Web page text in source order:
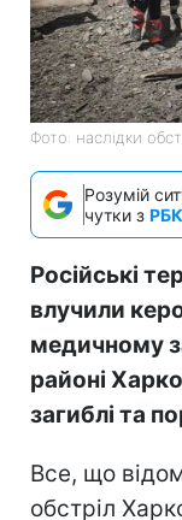
Фото: наслідки
Розумій
чутки з
Російські
влучили
медичному
районі
загиблі та
Все, що
обстріл